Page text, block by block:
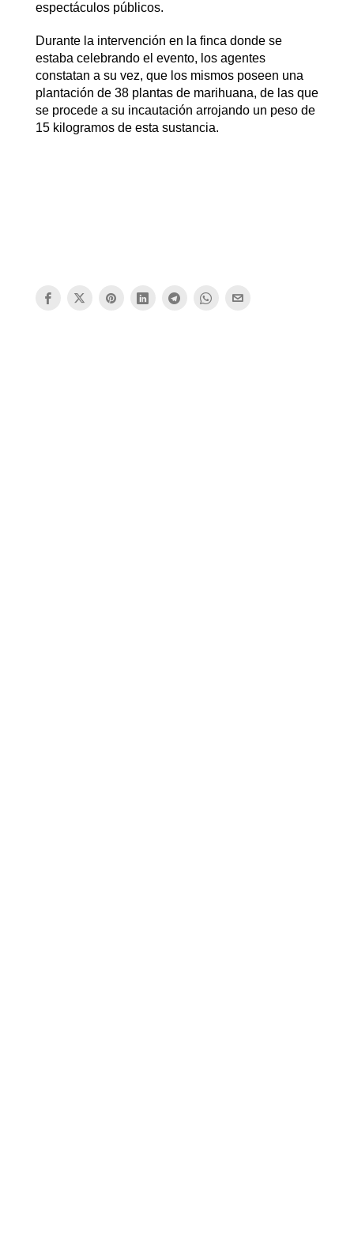
espectáculos públicos.
Durante la intervención en la finca donde se
estaba celebrando el evento, los agentes
constatan a su vez, que los mismos poseen una
plantación de 38 plantas de marihuana, de las que
se procede a su incautación arrojando un peso de
15 kilogramos de esta sustancia.